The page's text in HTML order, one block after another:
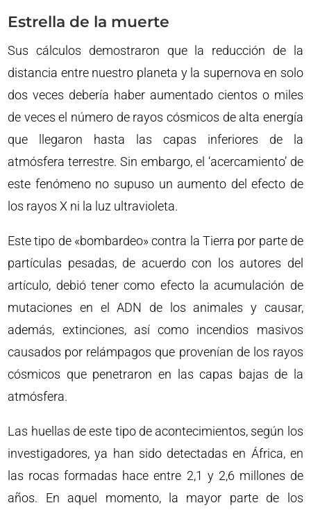
Estrella de la muerte
Sus cálculos demostraron que la reducción de la
distancia entre nuestro planeta y la supernova en solo
dos veces debería haber aumentado cientos o miles
de veces el número de rayos cósmicos de alta energía
que llegaron hasta las capas inferiores de la
atmósfera terrestre. Sin embargo, el ‘acercamiento’ de
este fenómeno no supuso un aumento del efecto de
los rayos X ni la luz ultravioleta.
Este tipo de «bombardeo» contra la Tierra por parte de
partículas pesadas, de acuerdo con los autores del
artículo, debió tener como efecto la acumulación de
mutaciones en el ADN de los animales y causar,
además, extinciones, así como incendios masivos
causados por relámpagos que provenían de los rayos
cósmicos que penetraron en las capas bajas de la
atmósfera.
Las huellas de este tipo de acontecimientos, según los
investigadores, ya han sido detectadas en África, en
las rocas formadas hace entre 2,1 y 2,6 millones de
años. En aquel momento, la mayor parte de los